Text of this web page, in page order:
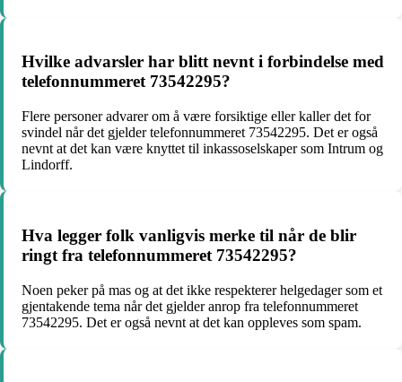
Hvilke advarsler har blitt nevnt i forbindelse med
telefonnummeret 73542295?
Flere personer advarer om å være forsiktige eller kaller det for
svindel når det gjelder telefonnummeret 73542295. Det er også
nevnt at det kan være knyttet til inkassoselskaper som Intrum og
Lindorff.
Hva legger folk vanligvis merke til når de blir
ringt fra telefonnummeret 73542295?
Noen peker på mas og at det ikke respekterer helgedager som et
gjentakende tema når det gjelder anrop fra telefonnummeret
73542295. Det er også nevnt at det kan oppleves som spam.